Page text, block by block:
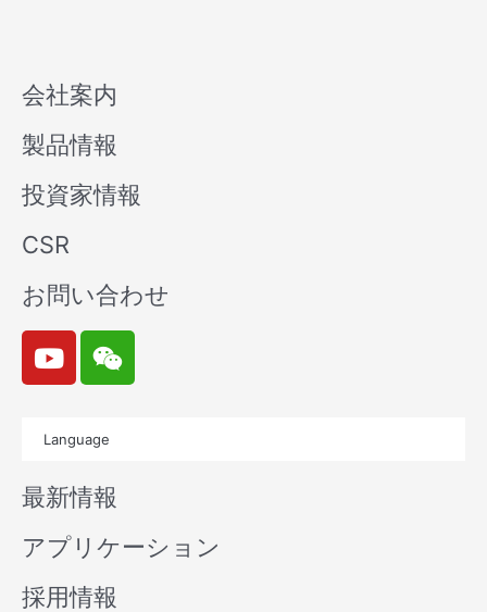
会社案内
製品情報
投資家情報
CSR
お問い合わせ
Y
o
u
b
e
W
e
i
n
Language
最新情報
アプリケーション
採用情報